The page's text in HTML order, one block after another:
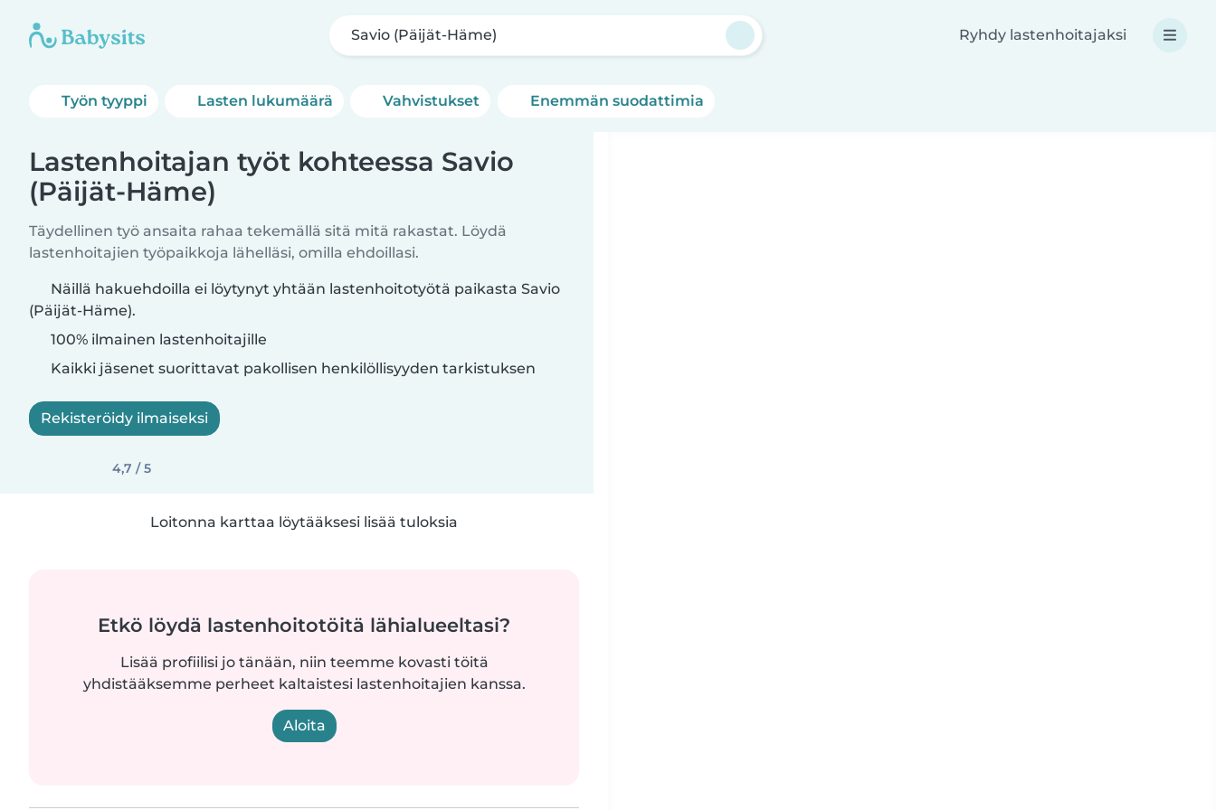
Savio (Päijät-Häme) Ryhdy lastenhoitajaksi
Työn tyyppi Lasten lukumäärä Vahvistukset Enemmän suodattimia
Lastenhoitajan työt kohteessa Savio
(Päijät-Häme)
Täydellinen työ ansaita rahaa tekemällä sitä mitä rakastat. Löydä
lastenhoitajien työpaikkoja lähelläsi, omilla ehdoillasi.
Näillä hakuehdoilla ei löytynyt yhtään lastenhoitotyötä paikasta Savio
(Päijät-Häme).
100% ilmainen lastenhoitajille
Kaikki jäsenet suorittavat pakollisen henkilöllisyyden tarkistuksen
Rekisteröidy ilmaiseksi
4,7 / 5
Loitonna karttaa löytääksesi lisää tuloksia
Etkö löydä lastenhoitotöitä lähialueeltasi?
Lisää profiilisi jo tänään, niin teemme kovasti töitä
yhdistääksemme perheet kaltaistesi lastenhoitajien kanssa.
Aloita